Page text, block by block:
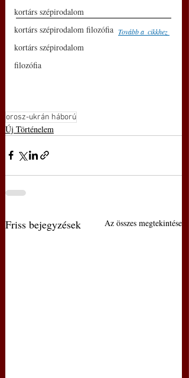
kortárs szépirodalom
kortárs szépirodalom filozófia
kortárs szépirodalom
filozófia
Tovább a  cikkhez
orosz-ukrán háború
Új Történelem
Friss bejegyzések Az összes megtekintése